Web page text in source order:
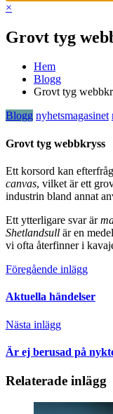
×
Grovt tyg
Hem
Blogg
Grovt tyg
Blogg nyhetsmagasinet
Grovt tyg webbkryss
Ett korsord kan
canvas, vilket är ett
industrin bland annat
Ett ytterligare svar är
Shetlandsull är en
vi ofta återfinner i
Föregående inlägg
Aktuella händelser
Nästa inlägg
Är ej berusad på
Relaterade inlägg